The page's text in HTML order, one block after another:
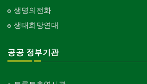
생명의전화
생태희망연대
공공 정부기관